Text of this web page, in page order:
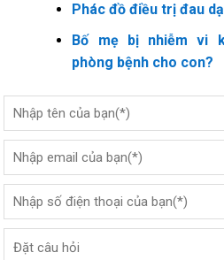
Phác đồ điều trị đau
Bố mẹ bị nhiễm vi
phòng bệnh cho con?